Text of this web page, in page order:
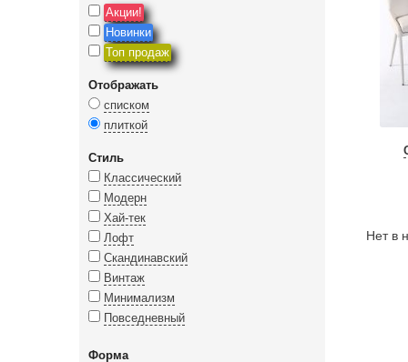
Акции!
Новинки
Топ продаж
Отображать
списком
плиткой
Стиль
Классический
Модерн
Хай-тек
Лофт
Скандинавский
Винтаж
Минимализм
Повседневный
Форма
Нет в